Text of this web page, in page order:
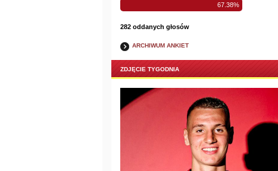
67.38%
282 oddanych głosów
ARCHIWUM ANKIET
ZDJĘCIE TYGODNIA